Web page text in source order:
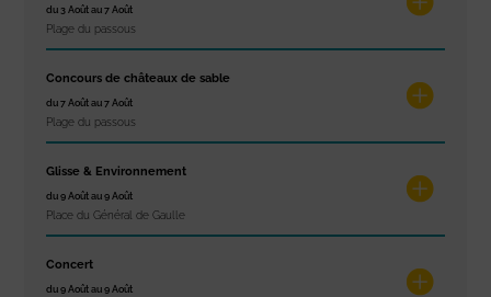
du 3 Août au 7 Août
Plage du passous
Concours de châteaux de sable
du 7 Août au 7 Août
Plage du passous
Glisse & Environnement
du 9 Août au 9 Août
Place du Général de Gaulle
Concert
du 9 Août au 9 Août